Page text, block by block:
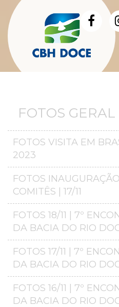
FOTOS
FOTOS VISITA EM
2023
FOTOS
COMITÊS | 17/11
FOTOS 18/11 | 7º
DA BACIA DO RIO
FOTOS 17/11 | 7º
DA BACIA DO RIO
FOTOS 16/11 | 7º
DA BACIA DO RIO